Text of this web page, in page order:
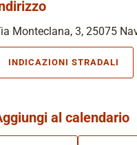
Monteclana, 3, 25075
INDICAZIONI STRADALI
al calendario